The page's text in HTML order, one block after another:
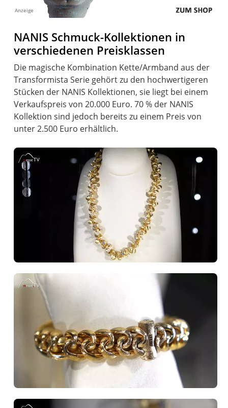
Anzeige
NANIS Schmuck-Kollektionen in
verschiedenen Preisklassen
Die magische Kombination Kette/Armband aus der
Transformista Serie gehört zu den hochwertigeren
Stücken der NANIS Kollektionen, sie liegt bei einem
Verkaufspreis von 20.000 Euro. 70 % der NANIS
Kollektion sind jedoch bereits zu einem Preis von
unter 2.500 Euro erhältlich.